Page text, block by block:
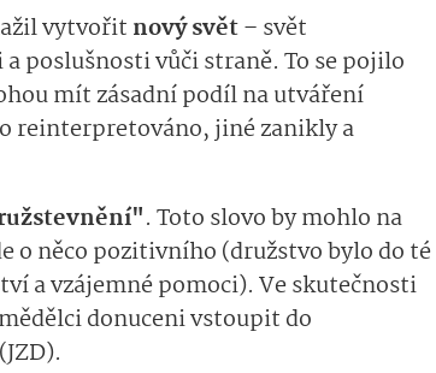
vytvořit nový svět– svět
poslušnosti vůči straně. To se pojilo
mít zásadní podíl na utváření
reinterpretováno, jiné zanikly a
. Toto slovo by mohlo na
o něco pozitivního (družstvo bylo do té
a vzájemné pomoci). Ve skutečnosti
donuceni vstoupit do